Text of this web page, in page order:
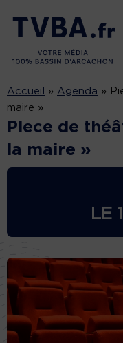
Accueil » Agenda »
maire »
Piece de
la maire »
LE